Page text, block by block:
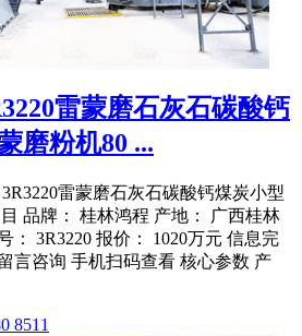
雷蒙磨石灰石碳酸钙
磨粉机80 ...
雷蒙磨石灰石碳酸钙煤炭小型
品牌： 桂林鸿程 产地： 广西桂林
： 3R3220 报价： 1020万元 信息完
言咨询 手机扫码查看 核心参数 产
8511